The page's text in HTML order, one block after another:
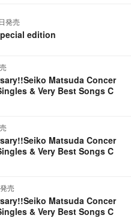
発売
edition
Matsuda Concer
& Very Best Songs C
Matsuda Concer
& Very Best Songs C
売
Matsuda Concer
& Very Best Songs C